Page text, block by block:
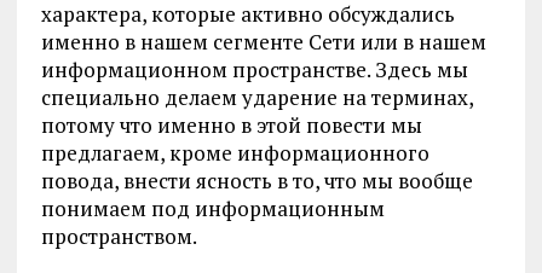
характера, которые активно обсуждались
именно в нашем сегменте Сети или в нашем
информационном пространстве. Здесь мы
специально делаем ударение на терминах,
потому что именно в этой повести мы
предлагаем, кроме информационного
повода, внести ясность в то, что мы вообще
понимаем под информационным
пространством.